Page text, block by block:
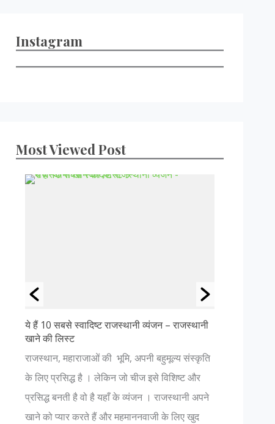
Instagram
Most Viewed Post
ये हैं 10 सबसे स्वादिष्ट राजस्थानी व्यंजन – राजस्थानी
खाने की लिस्ट
राजस्थान, महाराजाओं की भूमि, अपनी बहुमूल्य संस्कृति
के लिए प्रसिद्ध है । लेकिन जो चीज इसे विशिष्ट और
प्रसिद्ध बनती है वो है यहाँ के व्यंजन । राजस्थानी अपने
खाने को प्यार करते हैं और महमाननवाजी के लिए खुद